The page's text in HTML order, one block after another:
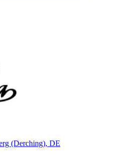
(Derching), DE